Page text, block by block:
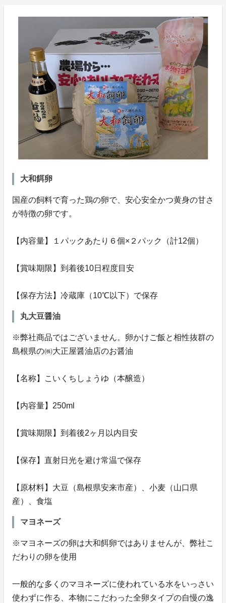
大和餌卵
国産の飼料で育った鶏の卵で、安心安全かつ黄身の甘さ
が特徴の卵です。
【内容量】１パックあたり６個×２パック（計12個）
【賞味期限】到着後10日程度目安
【保存方法】冷蔵庫（10℃以下）で保存
丸大豆醤油
※弊社商品ではございません。卵かけご飯と相性抜群の
島根県の㈱大正屋醤油店のお醤油
【名称】こいくちしょうゆ（本醸造）
【内容量】250ml
【賞味期限】到着後2ヶ月以内目安
【保存】直射日光を避け常温で保存
【原材料】大豆（島根県安来市産）、小麦（山口県
産）、食塩
マヨネーズ
※マヨネーズの卵は大和餌卵ではありませんが、弊社こ
だわりの卵を使用
一般的な多くのマヨネーズに使われている水をいっさい
使わずに作る、本物にこだわった全卵タイプの自慢の逸